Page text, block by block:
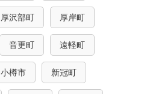
厚沢部町 厚岸町
音更町 遠軽町
小樽市 新冠町